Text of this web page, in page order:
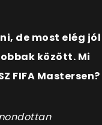
de most elég jól
között. Mi
FIFA Mastersen?